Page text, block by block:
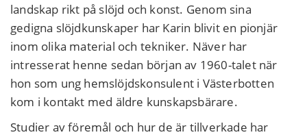
landskap rikt på slöjd och konst. Genom sina
gedigna slöjdkunskaper har Karin blivit en pionjär
inom olika material och tekniker. Näver har
intresserat henne sedan början av 1960-talet när
hon som ung hemslöjdskonsulent i Västerbotten
kom i kontakt med äldre kunskapsbärare.
Studier av föremål och hur de är tillverkade har